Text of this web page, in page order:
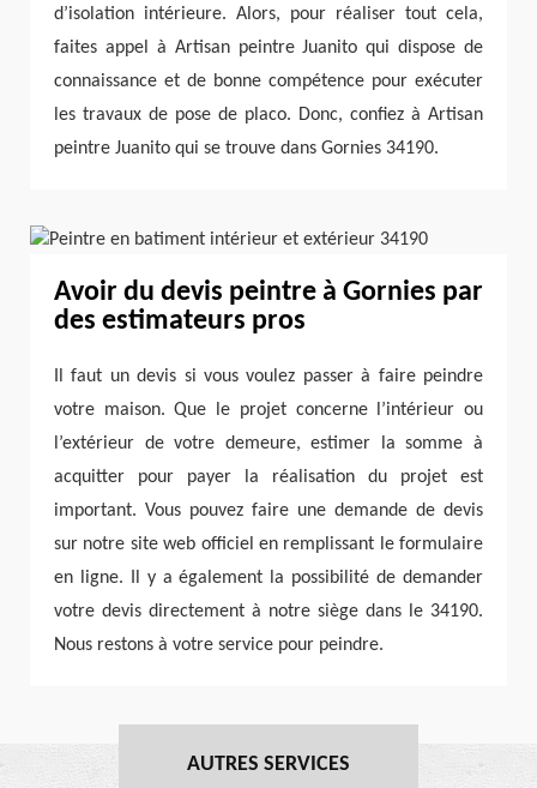
d’isolation intérieure. Alors, pour réaliser tout cela,
faites appel à Artisan peintre Juanito qui dispose de
connaissance et de bonne compétence pour exécuter
les travaux de pose de placo. Donc, confiez à Artisan
peintre Juanito qui se trouve dans Gornies 34190.
Avoir du devis peintre à Gornies par
des estimateurs pros
Il faut un devis si vous voulez passer à faire peindre
votre maison. Que le projet concerne l’intérieur ou
l’extérieur de votre demeure, estimer la somme à
acquitter pour payer la réalisation du projet est
important. Vous pouvez faire une demande de devis
sur notre site web officiel en remplissant le formulaire
en ligne. Il y a également la possibilité de demander
votre devis directement à notre siège dans le 34190.
Nous restons à votre service pour peindre.
AUTRES SERVICES